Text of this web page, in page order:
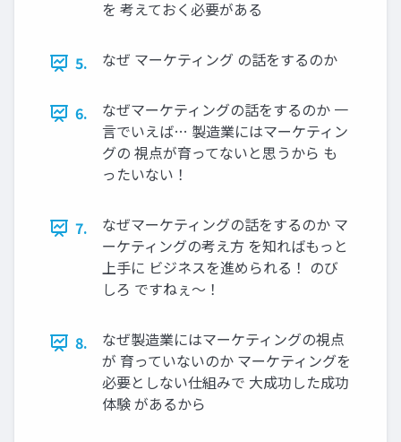
を 考えておく必要がある
5. なぜ マーケティング の話をするのか
6.
なぜマーケティングの話をするのか 一
言でいえば… 製造業にはマーケティン
グの 視点が育ってないと思うから も
ったいない！
7.
なぜマーケティングの話をするのか マ
ーケティングの考え方 を知ればもっと
上手に ビジネスを進められる！ のび
しろ ですねぇ～！
8.
なぜ製造業にはマーケティングの視点
が 育っていないのか マーケティングを
必要としない仕組みで 大成功した成功
体験 があるから